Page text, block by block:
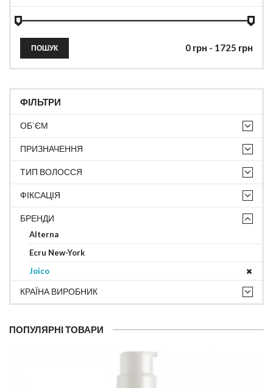
ПОШУК
ФІЛЬТРИ
ОБ`ЄМ
ПРИЗНАЧЕННЯ
ТИП ВОЛОССЯ
ФІКСАЦІЯ
БРЕНДИ
Alterna
Ecru New-York
Joico
КРАЇНА ВИРОБНИК
ПОПУЛЯРНІ ТОВАРИ